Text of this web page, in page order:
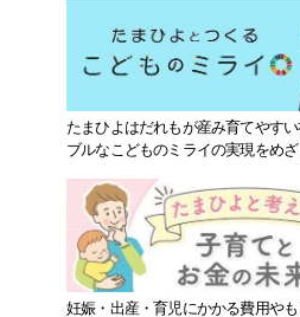
たまひよはだれもが産み育てやす
ブルなこどものミライの実現をめ
妊娠・出産・育児にかかる費用や